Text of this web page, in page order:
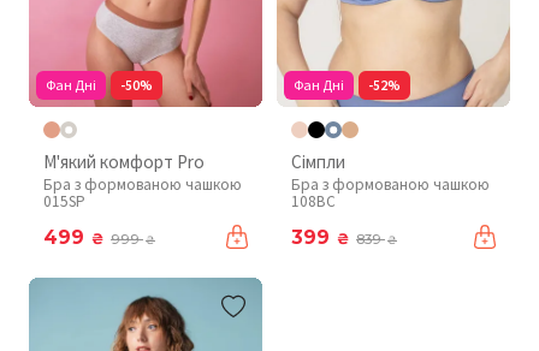
Фан Дні -50%
М'який комфорт Pro
Бра з формованою чашкою
015SP
499 ₴ 999₴
Фан Дні -52%
Сімпли
Бра з формованою чашкою
108BC
399 ₴ 839₴